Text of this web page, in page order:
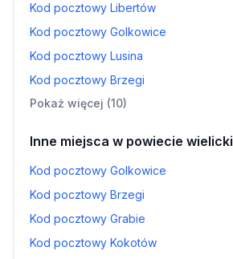
Kod pocztowy Libertów
Kod pocztowy Golkowice
Kod pocztowy Lusina
Kod pocztowy Brzegi
Pokaż więcej (10)
Inne miejsca w powiecie wielicki
Kod pocztowy Golkowice
Kod pocztowy Brzegi
Kod pocztowy Grabie
Kod pocztowy Kokotów